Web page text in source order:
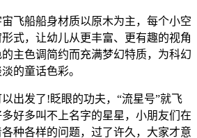
宙飞船船身材质以原木为主，每个小空
式，让幼儿从更丰富、更有趣的视角
主色调简约而充满梦幻特质，为科幻
的童话色彩。
出发了!眨眼的功夫，“流星号”就飞
好多叫不上名字的星星，小朋友们在
种各样的问题，过了许久，大家才意